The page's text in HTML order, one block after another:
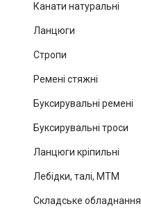
Канати натуральні
Ланцюги
Стропи
Ремені стяжні
Буксирувальні ремені
Буксирувальні троси
Ланцюги кріпильні
Лебідки, талі, МТМ
Складське обладнання